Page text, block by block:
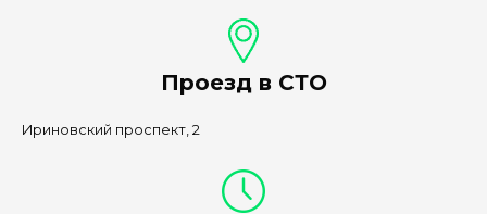
Проезд в СТО
Ириновский проспект, 2